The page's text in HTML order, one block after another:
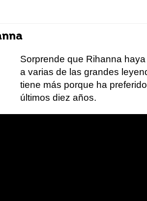
Sorprende que Rihanna
a varias de las grandes
tiene más porque ha
últimos diez años.